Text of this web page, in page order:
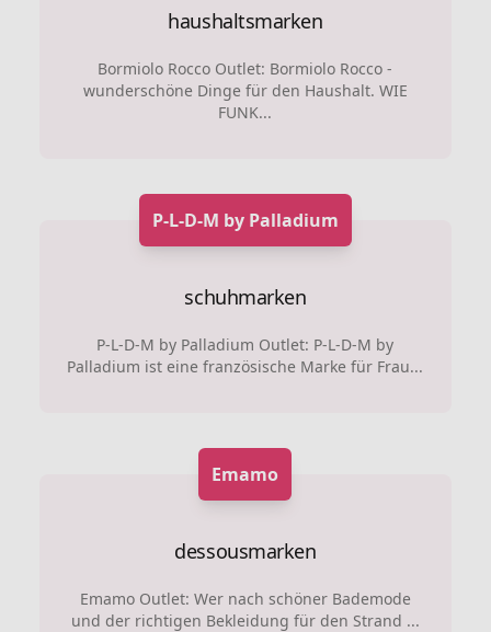
haushaltsmarken
Bormiolo Rocco Outlet: Bormiolo Rocco -
wunderschöne Dinge für den Haushalt. WIE
FUNK...
P-L-D-M by Palladium
schuhmarken
P-L-D-M by Palladium Outlet: P-L-D-M by
Palladium ist eine französische Marke für Frau...
Emamo
dessousmarken
Emamo Outlet: Wer nach schöner Bademode
und der richtigen Bekleidung für den Strand ...